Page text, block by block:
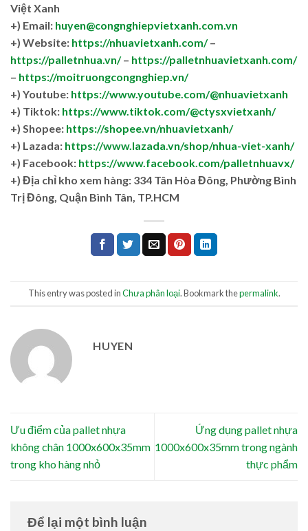
Việt Xanh
+) Email: huyen@congnghiepvietxanh.com.vn
+) Website: https://nhuavietxanh.com/–
https://palletnhua.vn/– https://palletnhuavietxanh.com/
– https://moitruongcongnghiep.vn/
+) Youtube: https://www.youtube.com/@nhuavietxanh
+) Tiktok: https://www.tiktok.com/@ctysxvietxanh/
+) Shopee: https://shopee.vn/nhuavietxanh/
+) Lazada: https://www.lazada.vn/shop/nhua-viet-xanh/
+) Facebook: https://www.facebook.com/palletnhuavx/
+) Địa chỉ kho xem hàng: 334 Tân Hòa Đông, Phường Bình
Trị Đông, Quận Bình Tân, TP.HCM
This entry was posted inChưa phân loại. Bookmark thepermalink.
HUYEN
Ưu điểm của pallet nhựa
không chân 1000x600x35mm
trong kho hàng nhỏ
Ứng dụng pallet nhựa
1000x600x35mm trong ngành
thực phẩm
Để lại một bình luận